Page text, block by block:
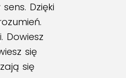
Dzięki
Dowiesz
się
się